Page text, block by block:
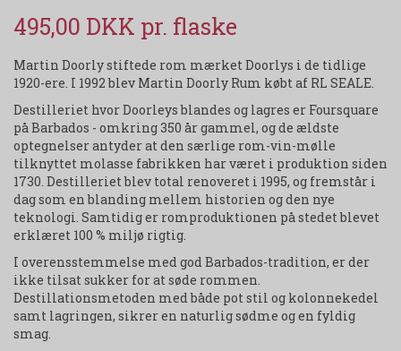
495,00 DKK
Martin Doorly stiftede rom mærket Doorlys i de tidlige
1920-ere. I 1992 blev Martin Doorly Rum købt af RL SEALE.
Destilleriet hvor Doorleys blandes og lagres er Foursquare
på Barbados - omkring 350 år gammel, og de ældste
optegnelser antyder at den særlige rom-vin-mølle
tilknyttet molasse fabrikken har været i produktion siden
1730. Destilleriet blev total renoveret i 1995, og fremstår i
dag som en blanding mellem historien og den nye
teknologi. Samtidig er romproduktionen på stedet blevet
erklæret 100 % miljø rigtig.
I overensstemmelse med god Barbados-tradition, er der
ikke tilsat sukker for at søde rommen.
Destillationsmetoden med både pot stil og kolonnekedel
samt lagringen, sikrer en naturlig sødme og en fyldig
smag.